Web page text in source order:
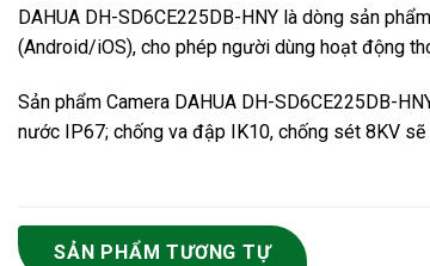
DAHUA DH-SD6CE225DB-HNY là dòng sản
(Android/iOS), cho phép người dùng hoạt động
Sản phẩm Camera DAHUA DH-SD6CE225DB-
nước IP67; chống va đập IK10, chống sét 8KV
SẢN PHẨM TƯƠNG TỰ